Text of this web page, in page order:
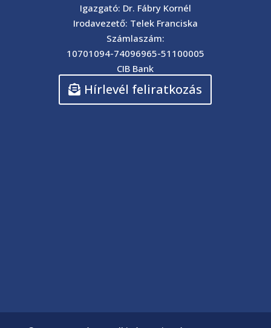
Igazgató: Dr. Fábry Kornél
Irodavezető: Telek Franciska
Számlaszám:
10701094-74096965-51100005
CIB Bank
Hírlevél feliratkozás